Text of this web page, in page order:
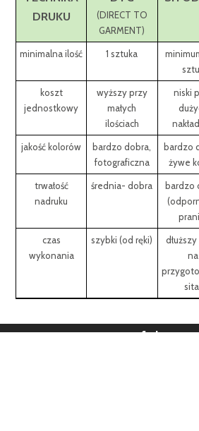
DRUKU
(DIRECT TO
GARMENT)
minimalna ilość 1 sztuka
koszt
jednostkowy
wyższy przy
małych
ilościach
niski
jakość kolorów
bardzo dobra,
fotograficzna
bardzo
żywe
trwałość
nadruku
średnia- dobra
bardzo
czas
wykonania
szybki (od ręki)
na
Zaufali